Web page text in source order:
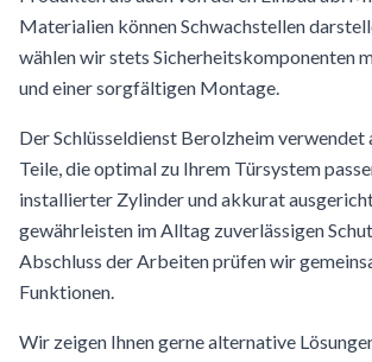
Materialien können Schwachstellen
wählen wir stets Sicherheitskomponenten
und einer sorgfältigen Montage.
Der Schlüsseldienst Berolzheim verwendet
Teile, die optimal zu Ihrem Türsystem
installierter Zylinder und akkurat
gewährleisten im Alltag zuverlässigen
Abschluss der Arbeiten prüfen wir
Funktionen.
Wir zeigen Ihnen gerne alternative